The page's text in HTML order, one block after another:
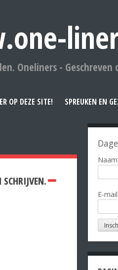
Oneliners - Geschreven
OP DEZE SITE! SPREUKEN EN
Naam:
E-mail: